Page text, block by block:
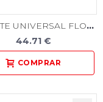
ESTELITE UNIVERSAL FLOW MEDIUM JER. 1,7gr.
44.71 €